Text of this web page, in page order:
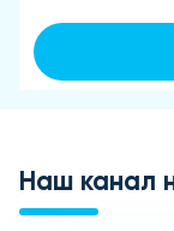
Наш канал